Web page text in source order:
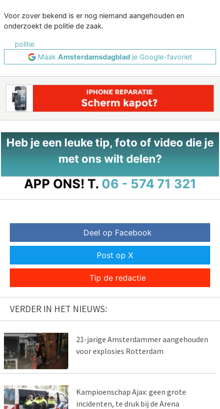
Voor zover bekend is er nog niemand aangehouden en
onderzoekt de politie de zaak.
politie
Maak Amsterdamsdagblad je Google-favoriet
Heb je een leuke tip, foto of video die je
met ons wilt delen?
APP ONS! T. 06 - 574 71 321
Deel op Facebook
Post op X
Tip de redactie
VERDER IN HET NIEUWS:
21-jarige Amsterdammer aangehouden
voor explosies Rotterdam
Kampioenschap Ajax: geen grote
incidenten, te druk bij de Arena